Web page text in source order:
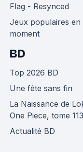
Flag - Resynced
Jeux populaires en
moment
BD
Top 2026 BD
Une fête sans fin
La Naissance de
One Piece, tome 113
Actualité BD